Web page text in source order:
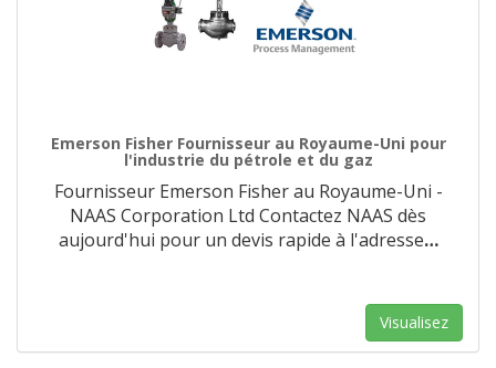
Emerson Fisher Fournisseur au Royaume-Uni pour
l'industrie du pétrole et du gaz
Fournisseur Emerson Fisher au Royaume-Uni -
NAAS Corporation Ltd Contactez NAAS dès
aujourd'hui pour un devis rapide à l'adresse…
Visualisez